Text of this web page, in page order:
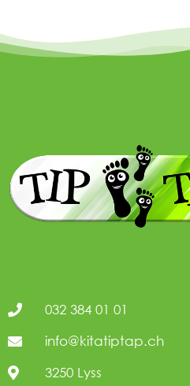
032 384 01 01
info@kitatiptap.ch
3250 Lyss